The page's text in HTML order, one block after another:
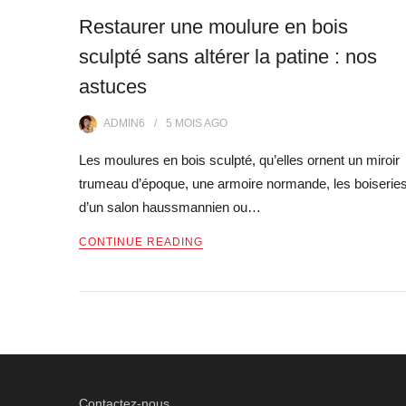
Restaurer une moulure en bois
sculpté sans altérer la patine : nos
astuces
ADMIN6 5 MOISAGO
Les moulures en bois sculpté, qu’elles ornent un miroir
trumeau d’époque, une armoire normande, les boiseries
d’un salon haussmannien ou…
CONTINUE READING
des